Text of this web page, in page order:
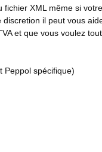
XML même si
il peut vous
et que vous voulez
Peppol spécifique)